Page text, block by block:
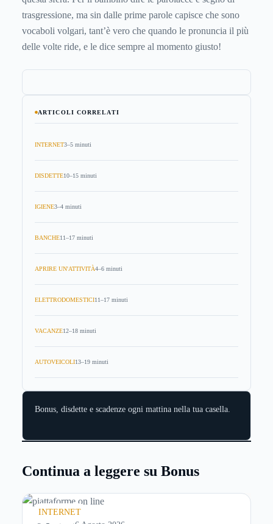
trasgressione, ma sin dalle prime parole capisce che sono
vocaboli volgari, tant’è vero che quando le pronuncia il più
delle volte ride, e le dice sempre al momento giusto!
ARTICOLI CORRELATI
INTERNET3–5 minuti
DISDETTE10–15 minuti
IGIENE3–4 minuti
BANCHE11–17 minuti
APRIRE UN'ATTIVITÀ4–6 minuti
ELETTRODOMESTICI11–17 minuti
VACANZE12–18 minuti
AUTOVEICOLI13–19 minuti
Bonus, disdette e scadenze ogni mattina nella tua casella.
Continua a leggere su Bonus
INTERNET